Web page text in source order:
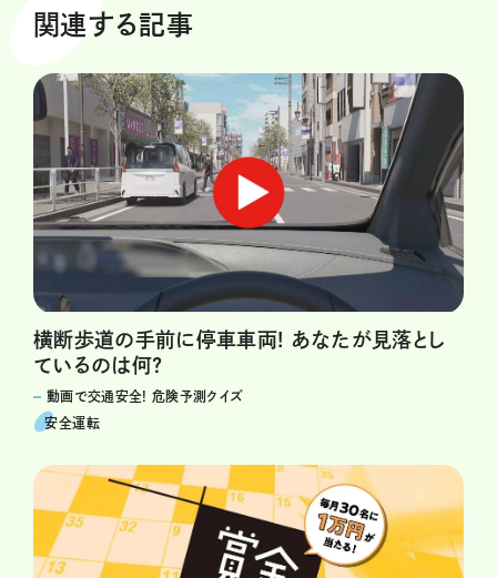
関連する記事
横断歩道の手前に停車車両! あなたが見落とし
ているのは何?
動画で交通安全! 危険予測クイズ
安全運転